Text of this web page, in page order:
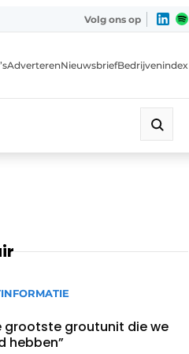
Volg ons op
AdverterenNieuwsbriefBedrijvenindex
grootste groutunit die we
hebben”